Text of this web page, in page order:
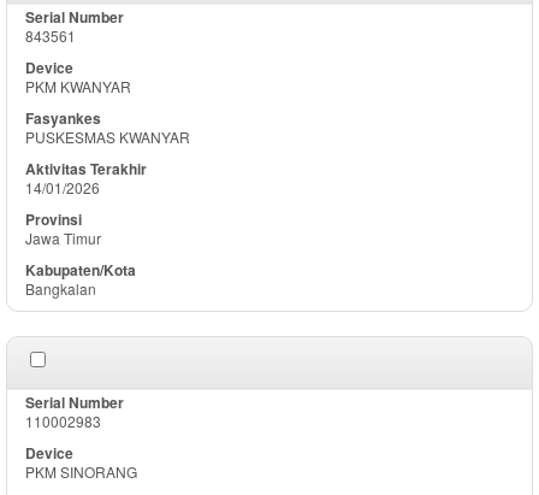
843561
PKM KWANYAR
PUSKESMAS KWANYAR
14/01/2026
Jawa Timur
Bangkalan
110002983
PKM SINORANG